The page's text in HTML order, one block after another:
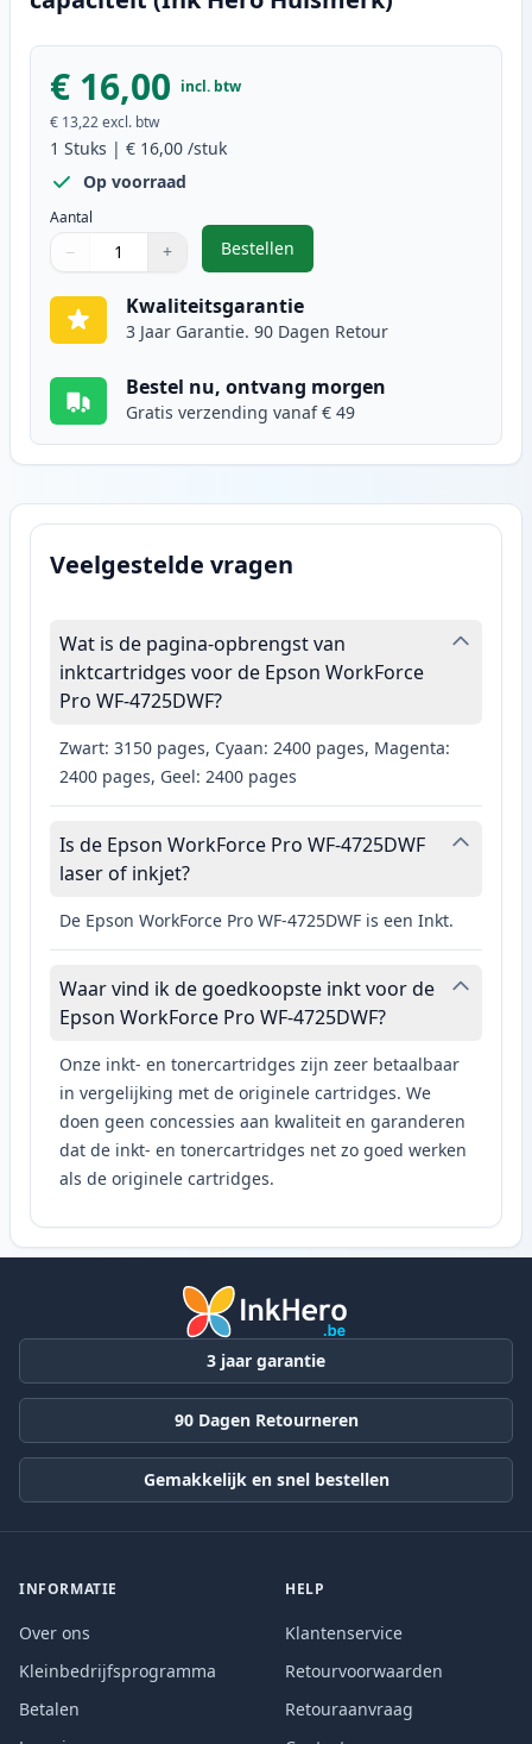
€ 16,00 incl. btw
€ 13,22excl. btw
1 Stuks | € 16,00 /stuk
Op voorraad
Aantal
Gebruik de knoppen om aan te passen
− +
1
Bestellen
,Epson 35XL inktcartridge geel
Kwaliteitsgarantie
3 Jaar Garantie. 90 Dagen Retour
Bestel nu, ontvang morgen
Gratis verzending vanaf € 49
Veelgestelde vragen
Wat is de pagina-opbrengst van
inktcartridges voor de Epson WorkForce
Pro WF-4725DWF?
Zwart: 3150 pages, Cyaan: 2400 pages, Magenta:
2400 pages, Geel: 2400 pages
Is de Epson WorkForce Pro WF-4725DWF
laser of inkjet?
De Epson WorkForce Pro WF-4725DWF is een Inkt.
Waar vind ik de goedkoopste inkt voor de
Epson WorkForce Pro WF-4725DWF?
Onze inkt- en tonercartridges zijn zeer betaalbaar
in vergelijking met de originele cartridges. We
doen geen concessies aan kwaliteit en garanderen
dat de inkt- en tonercartridges net zo goed werken
als de originele cartridges.
3 jaar garantie
90 Dagen Retourneren
Gemakkelijk en snel bestellen
INFORMATIE
Over ons
Kleinbedrijfsprogramma
Betalen
HELP
Klantenservice
Retourvoorwaarden
Retouraanvraag